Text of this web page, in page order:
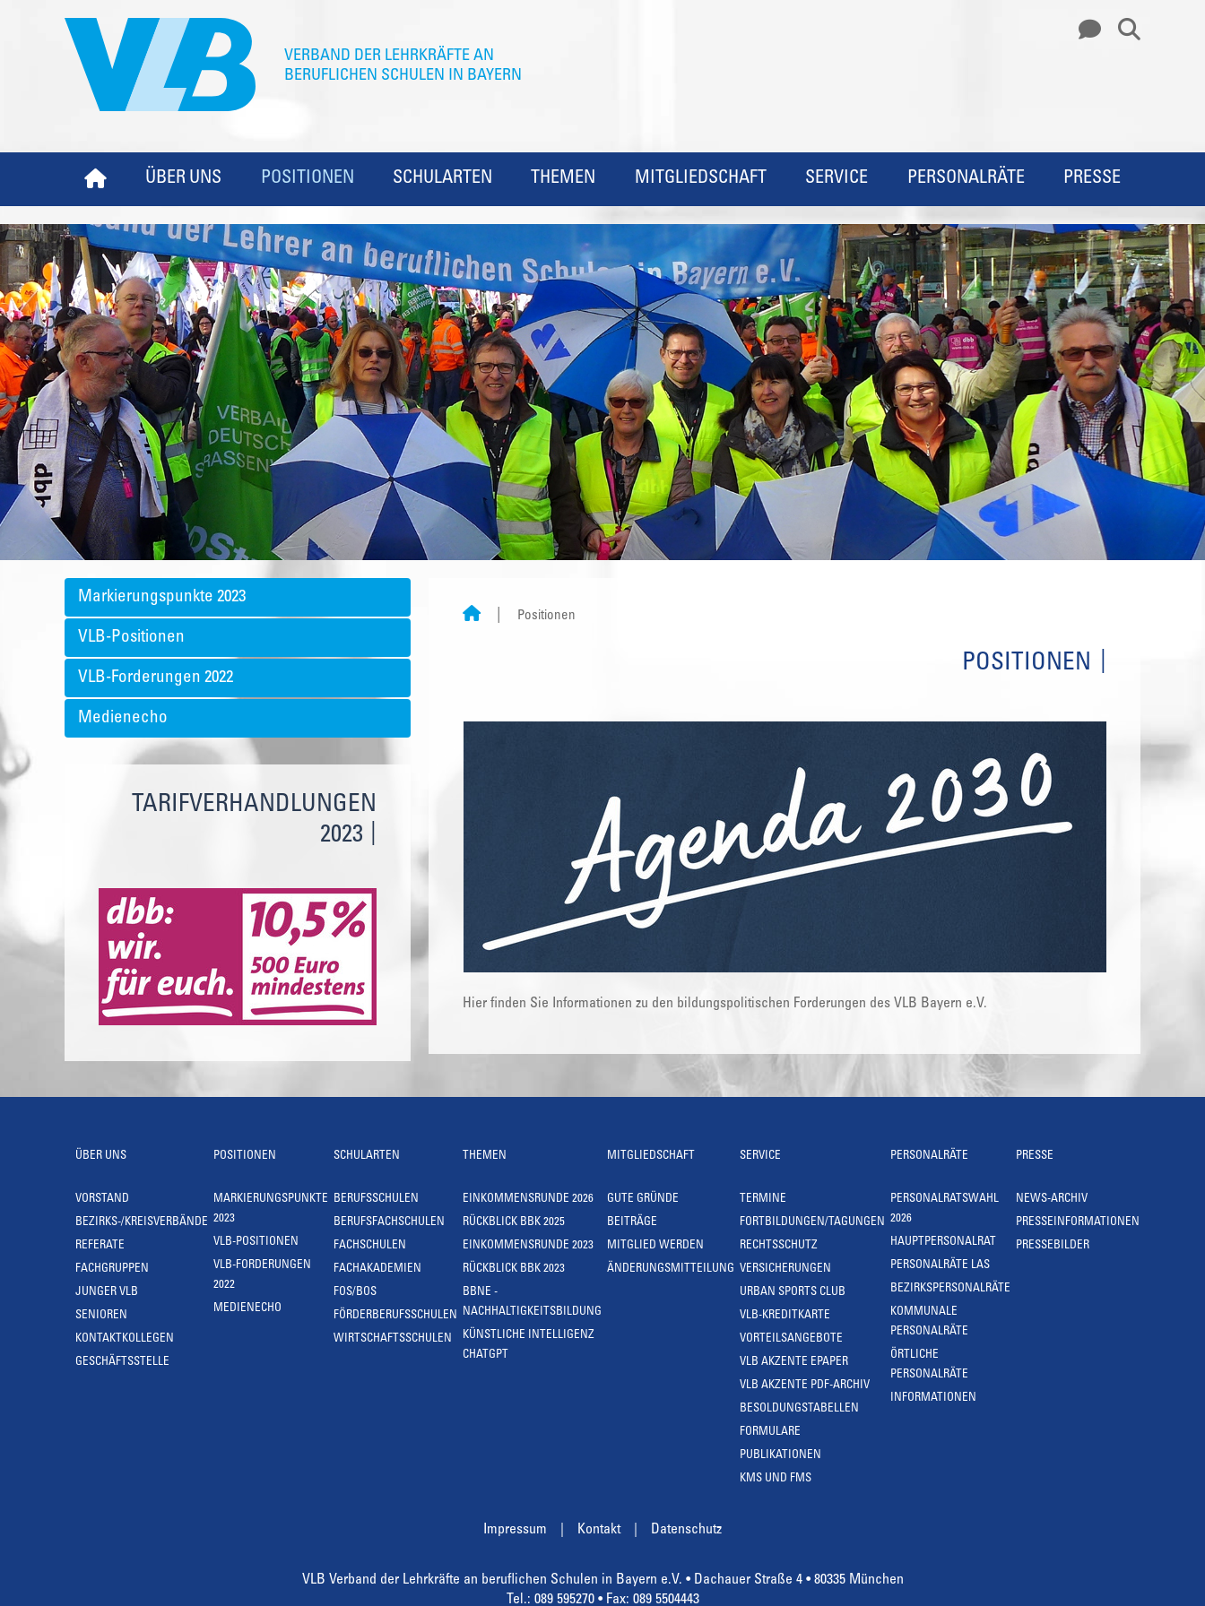
ÜBER UNS POSITIONEN SCHULARTEN THEMEN MITGLIEDSCHAFT SERVICE PERSONALRÄTE PRESSE
Markierungspunkte 2023
VLB-Positionen
VLB-Forderungen 2022
Medienecho
TARIFVERHANDLUNGEN
2023
Positionen
POSITIONEN
Hier finden Sie Informationen zu den bildungspolitischen Forderungen des VLB Bayern e.V.
ÜBER UNS
VORSTAND
BEZIRKS-/KREISVERBÄNDE
REFERATE
FACHGRUPPEN
JUNGER VLB
SENIOREN
KONTAKTKOLLEGEN
GESCHÄFTSSTELLE
POSITIONEN
MARKIERUNGSPUNKTE
2023
VLB-POSITIONEN
VLB-FORDERUNGEN
2022
MEDIENECHO
SCHULARTEN
BERUFSSCHULEN
BERUFSFACHSCHULEN
FACHSCHULEN
FACHAKADEMIEN
FOS/BOS
FÖRDERBERUFSSCHULEN
WIRTSCHAFTSSCHULEN
THEMEN
EINKOMMENSRUNDE 2026
RÜCKBLICK BBK 2025
EINKOMMENSRUNDE 2023
RÜCKBLICK BBK 2023
BBNE -
NACHHALTIGKEITSBILDUNG
KÜNSTLICHE INTELLIGENZ
CHATGPT
MITGLIEDSCHAFT
GUTE GRÜNDE
BEITRÄGE
MITGLIED WERDEN
ÄNDERUNGSMITTEILUNG
SERVICE
TERMINE
FORTBILDUNGEN/TAGUNGEN
RECHTSSCHUTZ
VERSICHERUNGEN
URBAN SPORTS CLUB
VLB-KREDITKARTE
VORTEILSANGEBOTE
VLB AKZENTE EPAPER
VLB AKZENTE PDF-ARCHIV
BESOLDUNGSTABELLEN
FORMULARE
PUBLIKATIONEN
KMS UND FMS
PERSONALRÄTE
PERSONALRATSWAHL
2026
HAUPTPERSONALRAT
PERSONALRÄTE LAS
BEZIRKSPERSONALRÄTE
KOMMUNALE
PERSONALRÄTE
ÖRTLICHE
PERSONALRÄTE
INFORMATIONEN
PRESSE
NEWS-ARCHIV
PRESSEINFORMATIONEN
PRESSEBILDER
Impressum Kontakt Datenschutz
VLB Verband der Lehrkräfte an beruflichen Schulen in Bayern e.V. • Dachauer Straße 4 • 80335 München
Tel.: 089 595270 • Fax: 089 5504443